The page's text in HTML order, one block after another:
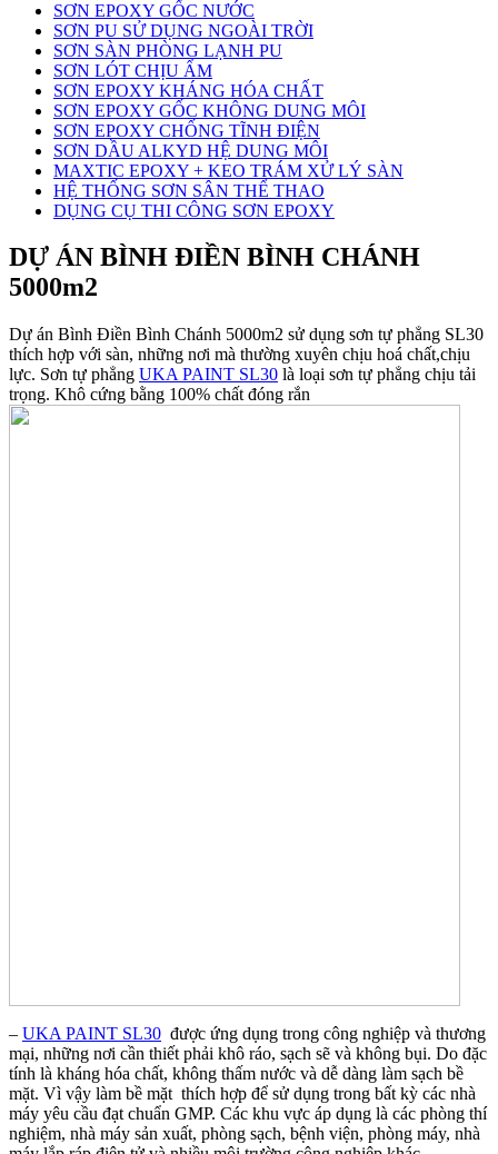
SƠN EPOXY GỐC NƯỚC
SƠN PU SỬ DỤNG NGOÀI TRỜI
SƠN SÀN PHÒNG LẠNH PU
SƠN LÓT CHỊU ẨM
SƠN EPOXY KHÁNG HÓA CHẤT
SƠN EPOXY GỐC KHÔNG DUNG MÔI
SƠN EPOXY CHỐNG TĨNH ĐIỆN
SƠN DẦU ALKYD HỆ DUNG MÔI
MAXTIC EPOXY + KEO TRÁM XỬ LÝ SÀN
HỆ THỐNG SƠN SÂN THỂ THAO
DỤNG CỤ THI CÔNG SƠN EPOXY
DỰ ÁN BÌNH ĐIỀN BÌNH CHÁNH
5000m2
Dự án Bình Điền Bình Chánh 5000m2 sử dụng sơn tự phẳng SL30
thích hợp với sàn, những nơi mà thường xuyên chịu hoá chất,chịu
lực. Sơn tự phẳng UKA PAINT SL30 là loại sơn tự phẳng chịu tải
trọng. Khô cứng bằng 100% chất đóng rắn
– UKA PAINT SL30 được ứng dụng trong công nghiệp và thương
mại, những nơi cần thiết phải khô ráo, sạch sẽ và không bụi. Do đặc
tính là kháng hóa chất, không thấm nước và dễ dàng làm sạch bề
mặt. Vì vậy làm bề mặt thích hợp để sử dụng trong bất kỳ các nhà
máy yêu cầu đạt chuẩn GMP. Các khu vực áp dụng là các phòng thí
nghiệm, nhà máy sản xuất, phòng sạch, bệnh viện, phòng máy, nhà